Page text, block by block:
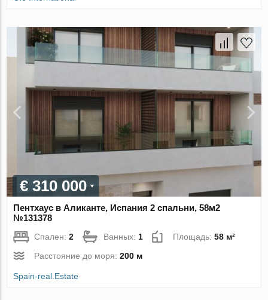
€ 310 000
Пентхаус в Аликанте, Испания 2 спальни, 58м2
№131378
Спален:2 Ванных: 1 Площадь:58 м²
Расстояние до моря:200 м
Spain-real.Estate